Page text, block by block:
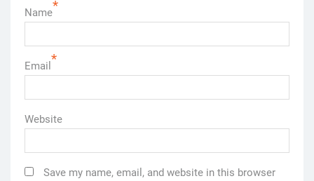
Name*
Email *
Website
Save my name, email, and website in this browser